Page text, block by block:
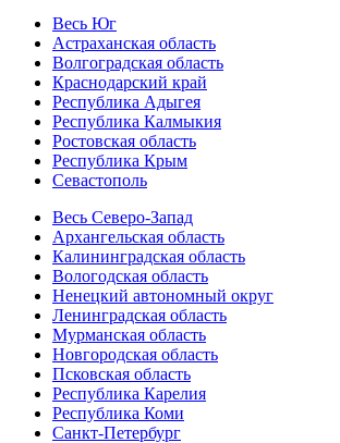
Весь Юг
Астраханская область
Волгоградская область
Краснодарский край
Республика Адыгея
Республика Калмыкия
Ростовская область
Республика Крым
Севастополь
Весь Северо-Запад
Архангельская область
Калининградская область
Вологодская область
Ненецкий автономный округ
Ленинградская область
Мурманская область
Новгородская область
Псковская область
Республика Карелия
Республика Коми
Санкт-Петербург